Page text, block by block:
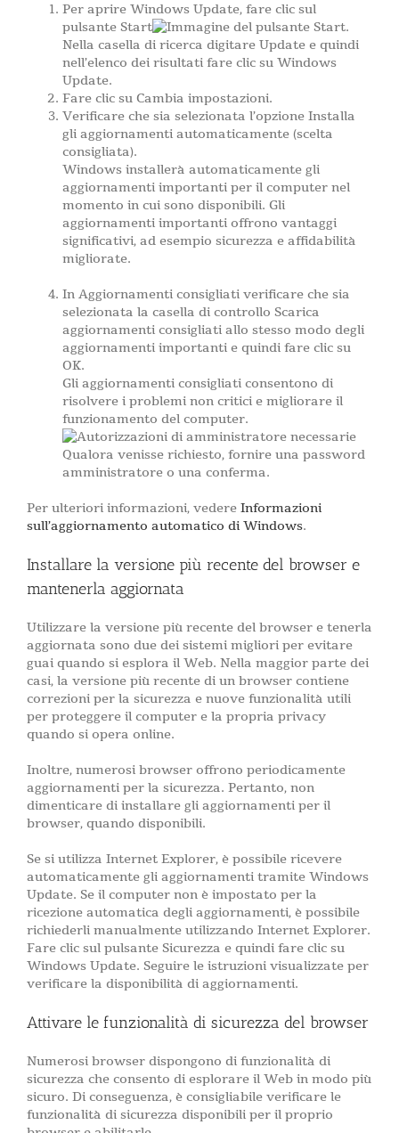
Per aprire Windows Update, fare clic sul
pulsante Start
.
Nella casella di ricerca digitare Update e quindi
nell’elenco dei risultati fare clic su Windows
Update.
Fare clic su Cambia impostazioni.
Verificare che sia selezionata l’opzione Installa
gli aggiornamenti automaticamente (scelta
consigliata).
Windows installerà automaticamente gli
aggiornamenti importanti per il computer nel
momento in cui sono disponibili. Gli
aggiornamenti importanti offrono vantaggi
significativi, ad esempio sicurezza e affidabilità
migliorate.
In Aggiornamenti consigliati verificare che sia
selezionata la casella di controllo Scarica
aggiornamenti consigliati allo stesso modo degli
aggiornamenti importanti e quindi fare clic su
OK.
Gli aggiornamenti consigliati consentono di
risolvere i problemi non critici e migliorare il
funzionamento del computer.
Qualora venisse richiesto, fornire una password
amministratore o una conferma.
Per ulteriori informazioni, vedere Informazioni
sull’aggiornamento automatico di Windows.
Installare la versione più recente del browser e
mantenerla aggiornata
Utilizzare la versione più recente del browser e tenerla
aggiornata sono due dei sistemi migliori per evitare
guai quando si esplora il Web. Nella maggior parte dei
casi, la versione più recente di un browser contiene
correzioni per la sicurezza e nuove funzionalità utili
per proteggere il computer e la propria privacy
quando si opera online.
Inoltre, numerosi browser offrono periodicamente
aggiornamenti per la sicurezza. Pertanto, non
dimenticare di installare gli aggiornamenti per il
browser, quando disponibili.
Se si utilizza Internet Explorer, è possibile ricevere
automaticamente gli aggiornamenti tramite Windows
Update. Se il computer non è impostato per la
ricezione automatica degli aggiornamenti, è possibile
richiederli manualmente utilizzando Internet Explorer.
Fare clic sul pulsante Sicurezza e quindi fare clic su
Windows Update. Seguire le istruzioni visualizzate per
verificare la disponibilità di aggiornamenti.
Attivare le funzionalità di sicurezza del browser
Numerosi browser dispongono di funzionalità di
sicurezza che consento di esplorare il Web in modo più
sicuro. Di conseguenza, è consigliabile verificare le
funzionalità di sicurezza disponibili per il proprio